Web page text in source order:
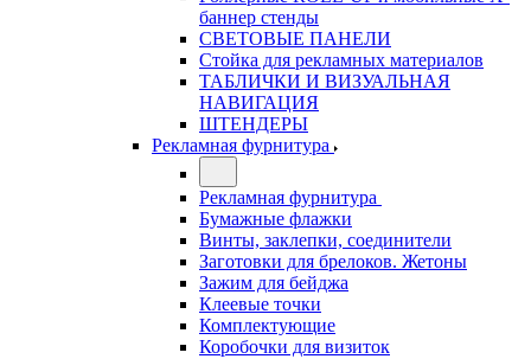
баннер стенды
СВЕТОВЫЕ ПАНЕЛИ
Стойка для рекламных материалов
ТАБЛИЧКИ И ВИЗУАЛЬНАЯ
НАВИГАЦИЯ
ШТЕНДЕРЫ
Рекламная фурнитура
Рекламная фурнитура
Бумажные флажки
Винты, заклепки, соединители
Заготовки для брелоков. Жетоны
Зажим для бейджа
Клеевые точки
Комплектующие
Коробочки для визиток